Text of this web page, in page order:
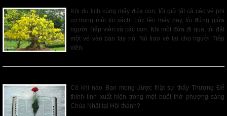
Khi du lịch cùng mấy đứa con, tôi giữ tất cả các vé phi
cơ.trong một túi xách. Lúc lên máy bay, tôi đứng giữa
người Tiếp viên và các con. Khi một đứa đi qua, tôi đặt
một vé vào bàn tay nó. Nó trao vé lại cho người Tiếp
viên.
Có khi nào Bạn mong được thật sự thấy Thượng Đế
thình lình xuất hiện trong một buổi thờ phượng sáng
Chúa Nhật tại Hội thánh?